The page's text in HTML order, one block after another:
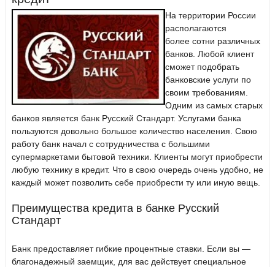
На территории России
располагаются
более сотни различных
банков. Любой клиент
сможет подобрать
банковские услуги по
своим требованиям.
Одним из самых старых
банков является банк Русский Стандарт. Услугами банка
пользуются довольно большое количество населения. Свою
работу банк начал с сотрудничества с большими
супермаркетами бытовой техники. Клиенты могут приобрести
любую технику в кредит. Что в свою очередь очень удобно, не
каждый может позволить себе приобрести ту или иную вещь.
Преимущества кредита в банке Русский
Стандарт
Банк предоставляет гибкие процентные ставки. Если вы —
благонадежный заемщик, для вас действует специальное